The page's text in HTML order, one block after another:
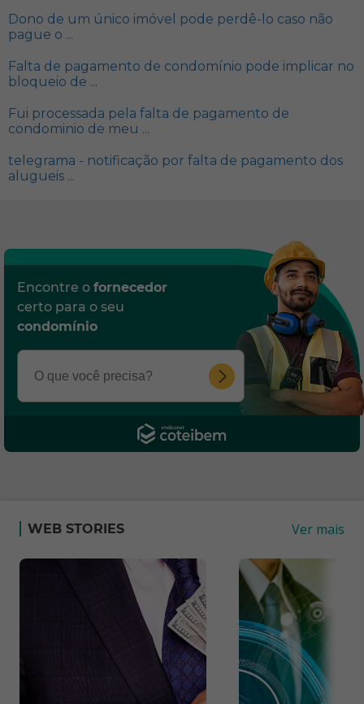
Dono de um único imóvel pode perdê-lo caso não
pague o ...
Falta de pagamento de condomínio pode implicar no
bloqueio de ...
Fui processada pela falta de pagamento de
condominio de meu ...
telegrama - notificação por falta de pagamento dos
alugueis ...
Encontre o fornecedor
certo para o seu
condomínio
WEB STORIES Ver mais